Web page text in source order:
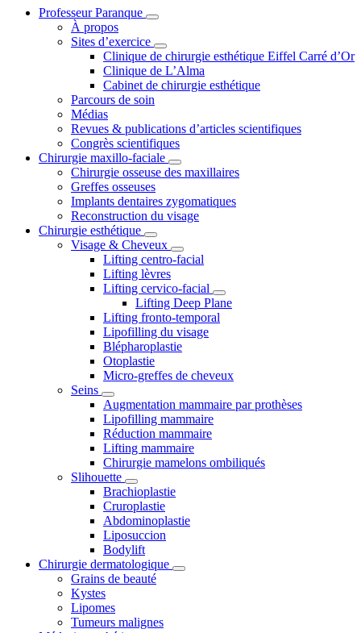
Professeur Paranque
À propos
Sites d’exercice
Clinique de chirurgie esthétique Eiffel Carré d’Or
Clinique de L’Alma
Cabinet de chirurgie esthétique
Parcours de soin
Médias
Revues & publications d’articles scientifiques
Congrès scientifiques
Chirurgie maxillo-faciale
Chirurgie osseuse des maxillaires
Greffes osseuses
Implants dentaires zygomatiques
Reconstruction du visage
Chirurgie esthétique
Visage & Cheveux
Lifting centro-facial
Lifting lèvres
Lifting cervico-facial
Lifting Deep Plane
Lifting fronto-temporal
Lipofilling du visage
Blépharoplastie
Otoplastie
Micro-greffes de cheveux
Seins
Augmentation mammaire par prothèses
Lipofilling mammaire
Réduction mammaire
Lifting mammaire
Chirurgie mamelons ombiliqués
Slihouette
Brachioplastie
Cruroplastie
Abdominoplastie
Liposuccion
Bodylift
Chirurgie dermatologique
Grains de beauté
Kystes
Lipomes
Tumeurs malignes